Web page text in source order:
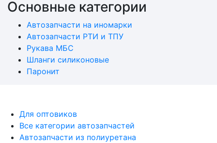
Основные категории
Автозапчасти на иномарки
Автозапчасти РТИ и ТПУ
Рукава МБС
Шланги силиконовые
Паронит
Для оптовиков
Все категории автозапчастей
Автозапчасти из полиуретана